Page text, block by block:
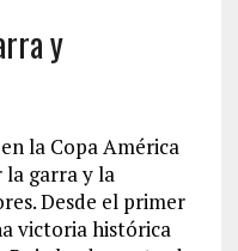
y
la Copa América
la garra y la
Desde el primer
victoria histórica